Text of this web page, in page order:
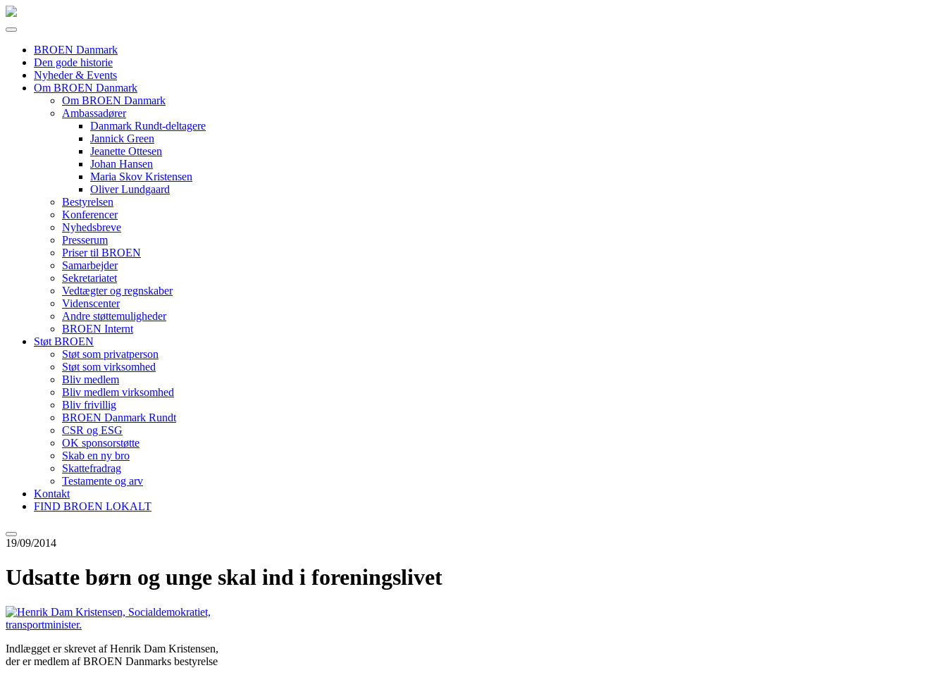
BROEN Danmark
Den gode historie
Nyheder & Events
Om BROEN Danmark
Om BROEN Danmark
Ambassadører
Danmark Rundt-deltagere
Jannick Green
Jeanette Ottesen
Johan Hansen
Maria Skov Kristensen
Oliver Lundgaard
Bestyrelsen
Konferencer
Nyhedsbreve
Presserum
Priser til BROEN
Samarbejder
Sekretariatet
Vedtægter og regnskaber
Videnscenter
Andre støttemuligheder
BROEN Internt
Støt BROEN
Støt som privatperson
Støt som virksomhed
Bliv medlem
Bliv medlem virksomhed
Bliv frivillig
BROEN Danmark Rundt
CSR og ESG
OK sponsorstøtte
Skab en ny bro
Skattefradrag
Testamente og arv
Kontakt
FIND BROEN LOKALT
19/09/2014
Udsatte børn og unge skal ind i foreningslivet
Indlægget er skrevet af Henrik Dam Kristensen,
der er medlem af BROEN Danmarks bestyrelse